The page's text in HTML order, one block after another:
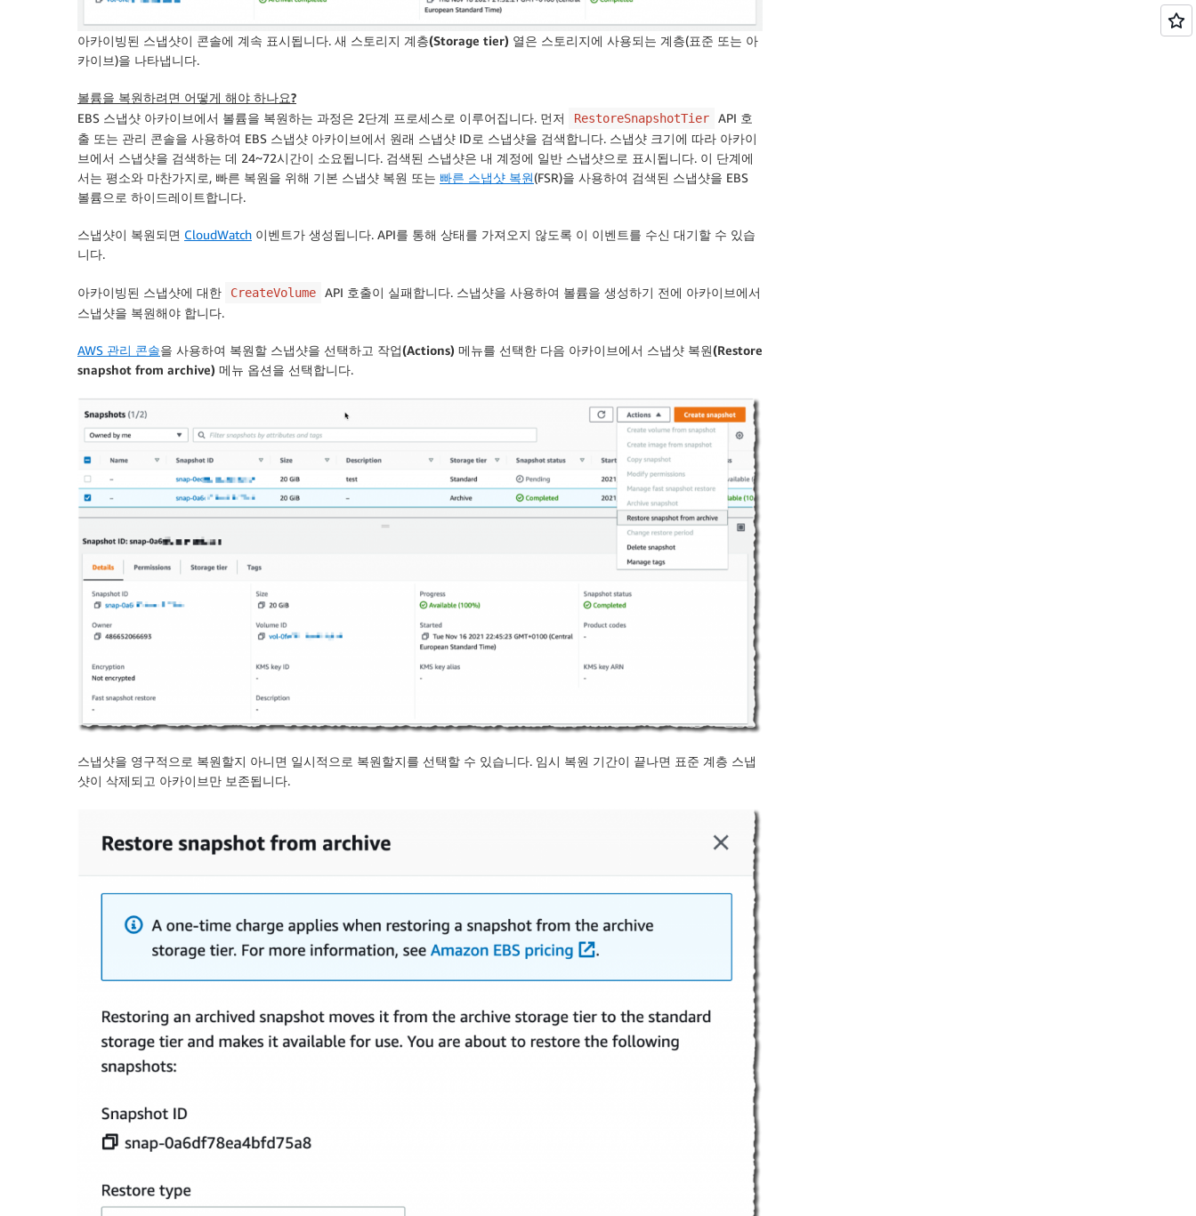
아카이빙된 스냅샷이 콘솔에 계속 표시됩니다. 새 스토리지 계층(Storage tier) 열은 스토리지에 사용되는 계층(표준 또는 아
카이브)을 나타냅니다.
볼륨을 복원하려면 어떻게 해야 하나요?
EBS 스냅샷 아카이브에서 볼륨을 복원하는 과정은 2단계 프로세스로 이루어집니다. 먼저
RestoreSnapshotTier
API 호
출 또는 관리 콘솔을 사용하여 EBS 스냅샷 아카이브에서 원래 스냅샷 ID로 스냅샷을 검색합니다. 스냅샷 크기에 따라 아카이
브에서 스냅샷을 검색하는 데 24~72시간이 소요됩니다. 검색된 스냅샷은 내 계정에 일반 스냅샷으로 표시됩니다. 이 단계에
서는 평소와 마찬가지로, 빠른 복원을 위해 기본 스냅샷 복원 또는 빠른 스냅샷 복원(FSR)을 사용하여 검색된 스냅샷을 EBS
볼륨으로 하이드레이트합니다.
스냅샷이 복원되면 CloudWatch 이벤트가 생성됩니다. API를 통해 상태를 가져오지 않도록 이 이벤트를 수신 대기할 수 있습
니다.
아카이빙된 스냅샷에 대한 CreateVolume
API 호출이 실패합니다. 스냅샷을 사용하여 볼륨을 생성하기 전에 아카이브에서
스냅샷을 복원해야 합니다.
AWS 관리 콘솔을 사용하여 복원할 스냅샷을 선택하고 작업(Actions) 메뉴를 선택한 다음 아카이브에서 스냅샷 복원(Restore
snapshot from archive) 메뉴 옵션을 선택합니다.
스냅샷을 영구적으로 복원할지 아니면 일시적으로 복원할지를 선택할 수 있습니다. 임시 복원 기간이 끝나면 표준 계층 스냅
샷이 삭제되고 아카이브만 보존됩니다.